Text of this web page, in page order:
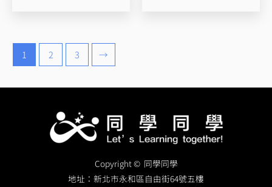
1 2 3 →
Copyright © 同學同學
地址： 新北市永和區自由街64號五樓